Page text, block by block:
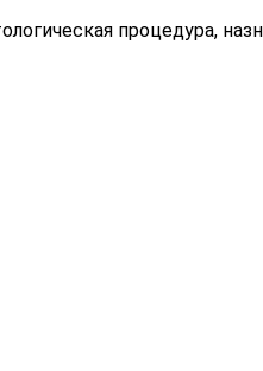
процедура,